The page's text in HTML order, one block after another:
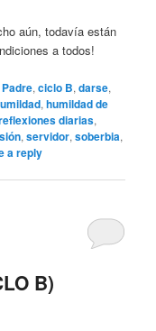
aún, todavía están
a todos!
,ciclo B,darse,
,humildad de
diarias,
,servidor,soberbia,
a reply
B)